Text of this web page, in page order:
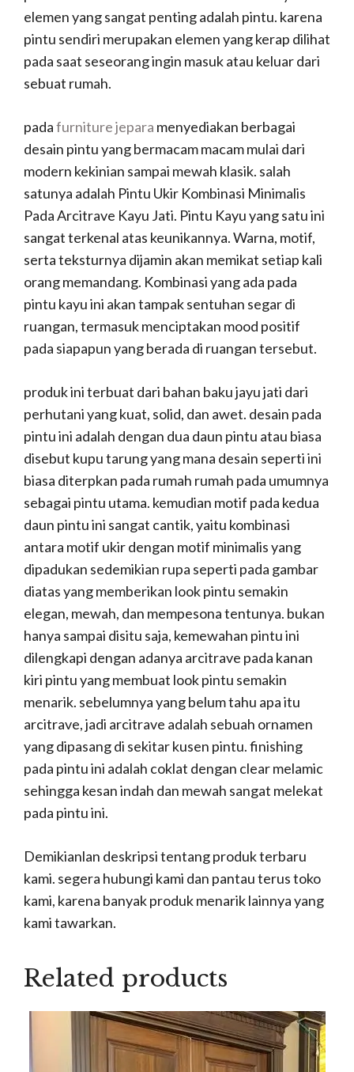
elemen yang sangat penting adalah pintu. karena
pintu sendiri merupakan elemen yang kerap dilihat
pada saat seseorang ingin masuk atau keluar dari
sebuat rumah.
padafurniture jepara menyediakan berbagai
desain pintu yang bermacam macam mulai dari
modern kekinian sampai mewah klasik. salah
satunya adalah Pintu Ukir Kombinasi Minimalis
Pada Arcitrave Kayu Jati. Pintu Kayu yang satu ini
sangat terkenal atas keunikannya. Warna, motif,
serta teksturnya dijamin akan memikat setiap kali
orang memandang. Kombinasi yang ada pada
pintu kayu ini akan tampak sentuhan segar di
ruangan, termasuk menciptakan mood positif
pada siapapun yang berada di ruangan tersebut.
produk ini terbuat dari bahan baku jayu jati dari
perhutani yang kuat, solid, dan awet. desain pada
pintu ini adalah dengan dua daun pintu atau biasa
disebut kupu tarung yang mana desain seperti ini
biasa diterpkan pada rumah rumah pada umumnya
sebagai pintu utama. kemudian motif pada kedua
daun pintu ini sangat cantik, yaitu kombinasi
antara motif ukir dengan motif minimalis yang
dipadukan sedemikian rupa seperti pada gambar
diatas yang memberikan look pintu semakin
elegan, mewah, dan mempesona tentunya. bukan
hanya sampai disitu saja, kemewahan pintu ini
dilengkapi dengan adanya arcitrave pada kanan
kiri pintu yang membuat look pintu semakin
menarik. sebelumnya yang belum tahu apa itu
arcitrave, jadi arcitrave adalah sebuah ornamen
yang dipasang di sekitar kusen pintu. finishing
pada pintu ini adalah coklat dengan clear melamic
sehingga kesan indah dan mewah sangat melekat
pada pintu ini.
Demikianlan deskripsi tentang produk terbaru
kami. segera hubungi kami dan pantau terus toko
kami, karena banyak produk menarik lainnya yang
kami tawarkan.
Related products